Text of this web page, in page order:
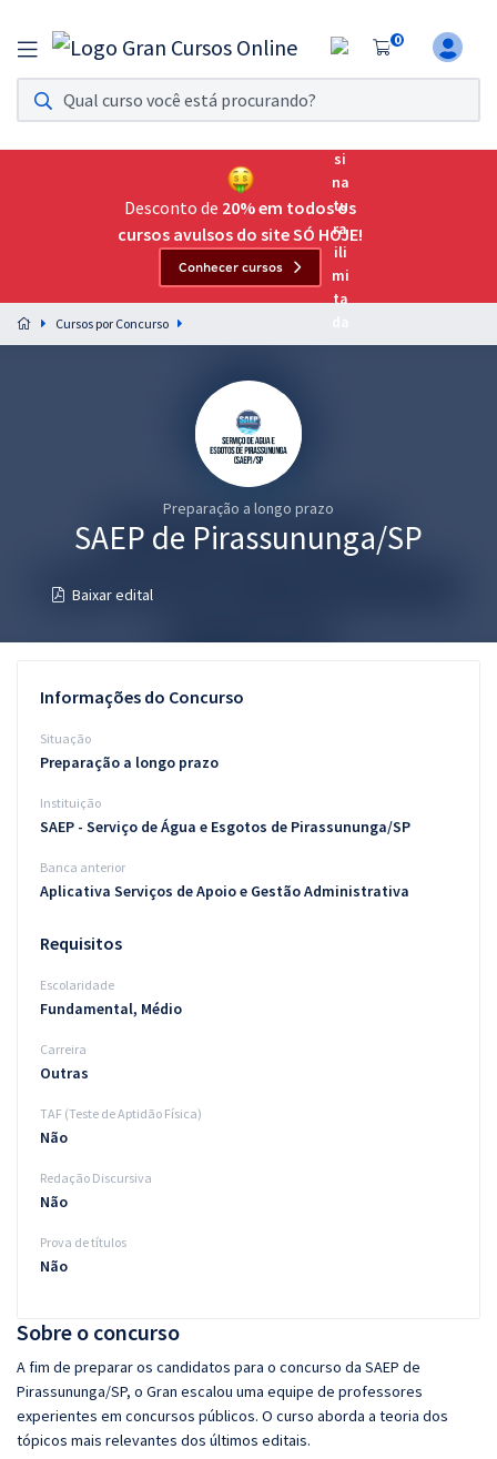
0
Assinatura Ilimitada 11
Acesso a todos os cursos. Teste grátis por 7 dias!
Assinatura OAB Até Passar
Acesso ilimitado a toda preparação para o Exame da
Preparação completa e intensiva para as principais
residências em saúde do Brasil
Conteúdo gratuito
Desconto de 20% em todos os
cursos avulsos do site SÓ HOJE!
Conhecer cursos
Cursos por Concurso
Preparação a longo prazo
SAEP de Pirassununga/SP
Baixar edital
Sobre o concurso
A fim de preparar os candidatos para o concurso da SAEP de
Pirassununga/SP, o Gran escalou uma equipe de professores
experientes em concursos públicos. O curso aborda a teoria dos
tópicos mais relevantes dos últimos editais.
Informações do Concurso
Situação
Preparação a longo prazo
Instituição
SAEP - Serviço de Água e Esgotos de Pirassununga/SP
Banca anterior
Aplicativa Serviços de Apoio e Gestão Administrativa
Requisitos
Escolaridade
Fundamental, Médio
Carreira
Outras
TAF (Teste de Aptidão Física)
Não
Redação Discursiva
Não
Prova de títulos
Não